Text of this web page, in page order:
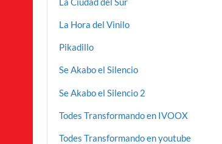
La Hora del Vinilo
Pikadillo
Se Akabo el Silencio
Se Akabo el Silencio 2
Todes Transformando en IVOOX
Todes Transformando en youtube